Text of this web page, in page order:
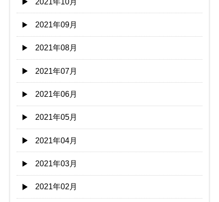
2021年09月
2021年08月
2021年07月
2021年06月
2021年05月
2021年04月
2021年03月
2021年02月